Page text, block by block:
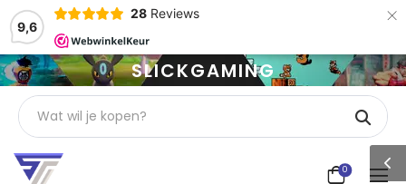
9,6
28 Reviews ×
SLICKGAMING
0